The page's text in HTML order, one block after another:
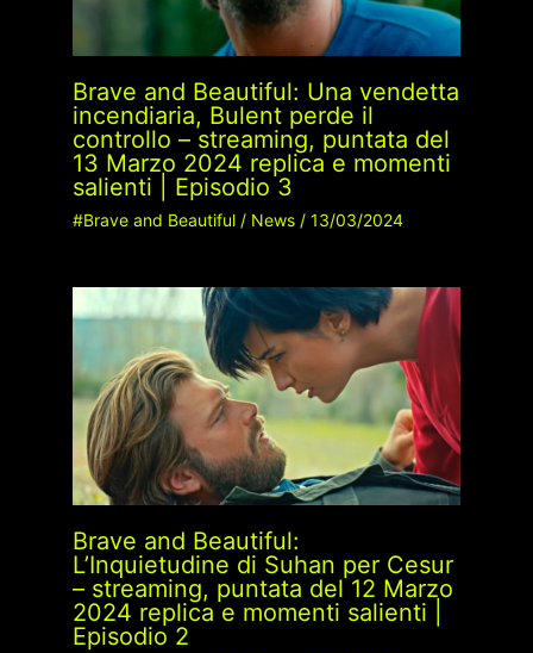
Brave and Beautiful: Una vendetta
incendiaria, Bulent perde il
controllo – streaming, puntata del
13 Marzo 2024 replica e momenti
salienti | Episodio 3
#Brave and Beautiful/ News/ 13/03/2024
Brave and Beautiful:
L’Inquietudine di Suhan per Cesur
– streaming, puntata del 12 Marzo
2024 replica e momenti salienti |
Episodio 2